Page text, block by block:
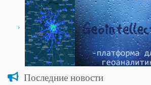
Последние новости